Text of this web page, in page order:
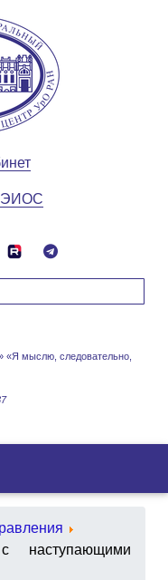
«Я мыслю, следовательно,
ЭИОС
наступающими